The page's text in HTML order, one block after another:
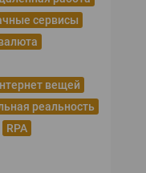
сервисы
вещей
реальность
RPA